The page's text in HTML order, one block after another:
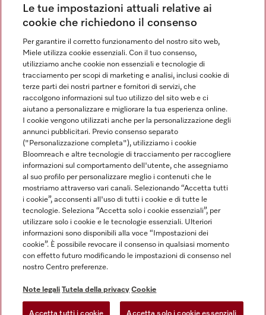
Linguaggio
ITALIANO
Note Legali
Tutela della privacy
Miele su YoutubeMiele su Instagram
Miele su Facebook
Miele on Pinterest
Miele su LinkedIn
Le tue impostazioni attuali relative ai
cookie che richiedono il consenso
Per garantire il corretto funzionamento del nostro sito web,
Miele utilizza cookie essenziali. Con il tuo consenso,
utilizziamo anche cookie non essenziali e tecnologie di
tracciamento per scopi di marketing e analisi, inclusi cookie di
terze parti dei nostri partner e fornitori di servizi, che
raccolgono informazioni sul tuo utilizzo del sito web e ci
aiutano a personalizzare e migliorare la tua esperienza online.
I cookie vengono utilizzati anche per la personalizzazione degli
annunci pubblicitari. Previo consenso separato
("Personalizzazione completa"), utilizziamo i cookie
Bloomreach e altre tecnologie di tracciamento per raccogliere
informazioni sul comportamento dell'utente, che assegniamo
al suo profilo per personalizzare meglio i contenuti che le
mostriamo attraverso vari canali. Selezionando “Accetta tutti
i cookie”, acconsenti all'uso di tutti i cookie e di tutte le
tecnologie. Seleziona “Accetta solo i cookie essenziali”, per
utilizzare solo i cookie e le tecnologie essenziali. Ulteriori
informazioni sono disponibili alla voce “Impostazioni dei
cookie”. È possibile revocare il consenso in qualsiasi momento
con effetto futuro modificando le impostazioni di consenso nel
nostro Centro preferenze.
Note legali Tutela della privacy Cookie